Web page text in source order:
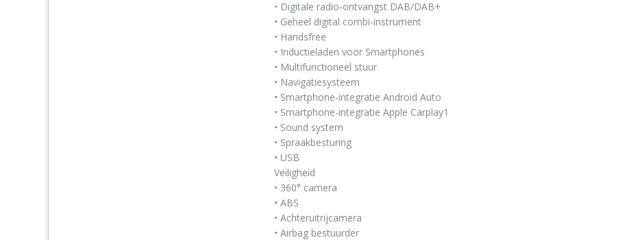
• Digitale radio-ontvangst DAB/DAB+
• Geheel digital combi-instrument
• Handsfree
• Inductieladen voor Smartphones
• Multifunctioneel stuur
• Navigatiesysteem
• Smartphone-integratie Android Auto
• Smartphone-integratie Apple Carplay1
• Sound system
• Spraakbesturing
• USB
Veiligheid
• 360° camera
• ABS
• Achteruitrijcamera
• Airbag bestuurder